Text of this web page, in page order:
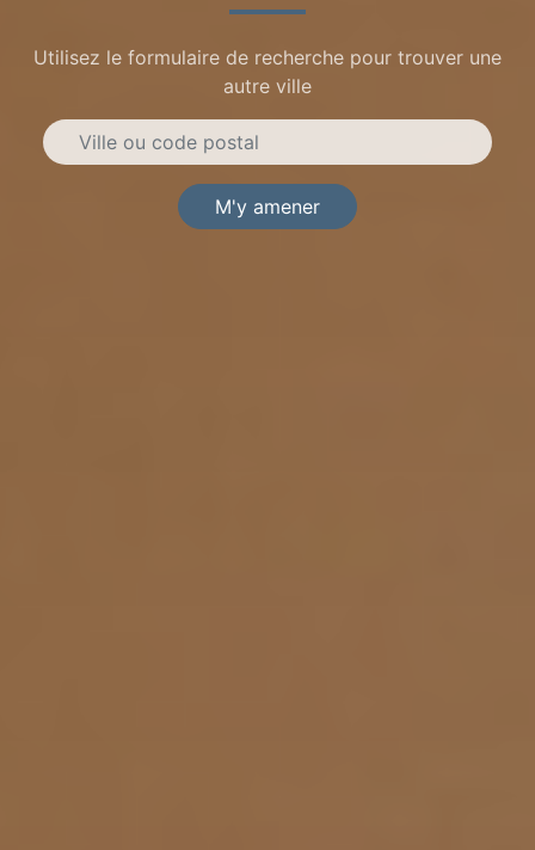
Utilisez le formulaire de recherche pour trouver une
autre ville
M'y amener